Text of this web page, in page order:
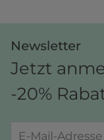
Newsletter
Jetzt
-20%